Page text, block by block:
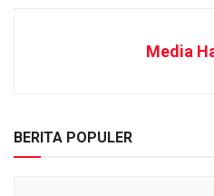
Media
BERITA POPULER